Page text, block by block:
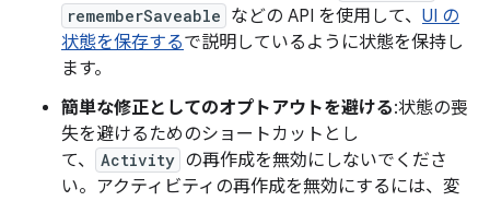
rememberSaveable などの API を使用して、 UI の
状態を保存するで説明しているように状態を保持し
ます。
簡単な修正としてのオプトアウトを避ける:状態の喪
失を避けるためのショートカットとし
て、
Activity の再作成を無効にしないでくださ
い。アクティビティの再作成を無効にするには、変